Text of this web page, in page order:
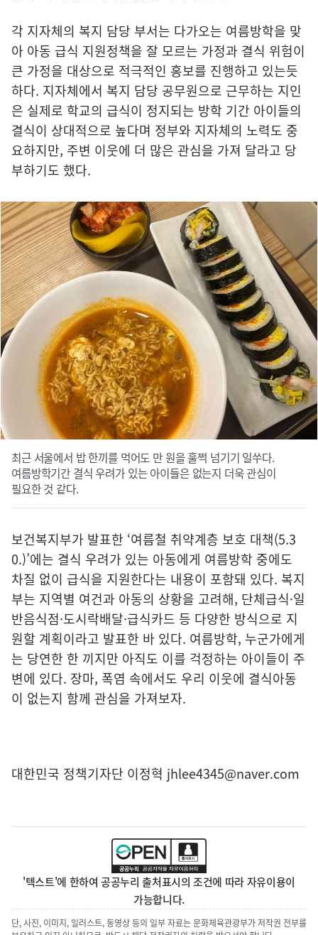
각 지자체의 복지 담당 부서는 다가오는 여름방학을 맞
아 아동 급식 지원정책을 잘 모르는 가정과 결식 위험이
큰 가정을 대상으로 적극적인 홍보를 진행하고 있는듯
하다. 지자체에서 복지 담당 공무원으로 근무하는 지인
은 실제로 학교의 급식이 정지되는 방학 기간 아이들의
결식이 상대적으로 높다며 정부와 지자체의 노력도 중
요하지만, 주변 이웃에 더 많은 관심을 가져 달라고 당
부하기도 했다.
최근 서울에서 밥 한끼를 먹어도 만 원을 훌쩍 넘기기 일쑤다.
여름방학기간 결식 우려가 있는 아이들은 없는지 더욱 관심이
필요한 것 같다.
보건복지부가 발표한 ‘여름철 취약계층 보호 대책(5.3
0.)’에는 결식 우려가 있는 아동에게 여름방학 중에도
차질 없이 급식을 지원한다는 내용이 포함돼 있다. 복지
부는 지역별 여건과 아동의 상황을 고려해, 단체급식·일
반음식점·도시락배달·급식카드 등 다양한 방식으로 지
원할 계획이라고 발표한 바 있다. 여름방학, 누군가에게
는 당연한 한 끼지만 아직도 이를 걱정하는 아이들이 주
변에 있다. 장마, 폭염 속에서도 우리 이웃에 결식아동
이 없는지 함께 관심을 가져보자.
대한민국 정책기자단 이정혁 jhlee4345@naver.com
'텍스트'에 한하여 공공누리 출처표시의 조건에 따라 자유이용이
가능합니다.
단, 사진, 이미지, 일러스트, 동영상 등의 일부 자료는 문화체육관광부가 저작권 전부를